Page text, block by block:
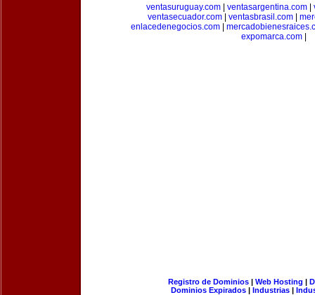
ventasuruguay.com| ventasargentina.com|
ventasecuador.com| ventasbrasil.com|
enlacedenegocios.com|
expomarca.com|
Registro de Dominios| Web Hosting |
Dominios Expirados | Industrias |